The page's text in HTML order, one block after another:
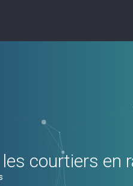
courtiers en